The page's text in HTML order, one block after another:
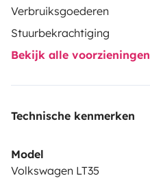
Verbruiksgoederen
Stuurbekrachtiging
Bekijk alle voorzieningen
Technische kenmerken
Model
Volkswagen LT35